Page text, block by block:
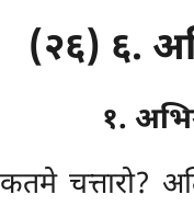
(२६) ६.
१.
चत्तारो?